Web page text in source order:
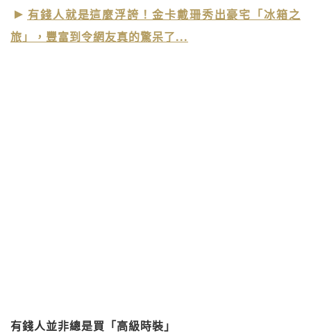
有錢人就是這麼浮誇！金卡戴珊秀出豪宅「冰箱之
旅」，豐富到令網友真的驚呆了...
有錢人並非總是買「高級時裝」